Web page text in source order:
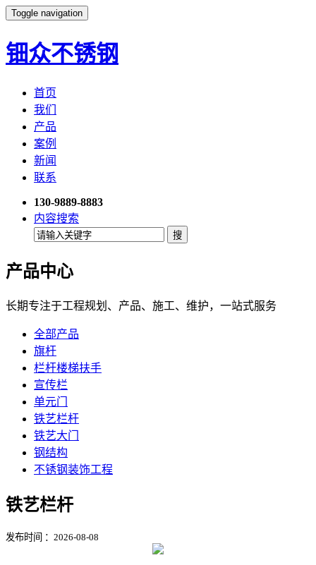
Toggle navigation
钿众不锈钢
首页
我们
产品
案例
新闻
联系
130-9889-8883
内容搜索
产品中心
长期专注于工程规划、产品、施工、维护，一站式服务
全部产品
旗杆
栏杆楼梯扶手
宣传栏
单元门
铁艺栏杆
铁艺大门
钢结构
不锈钢装饰工程
铁艺栏杆
发布时间 ：2026-08-08